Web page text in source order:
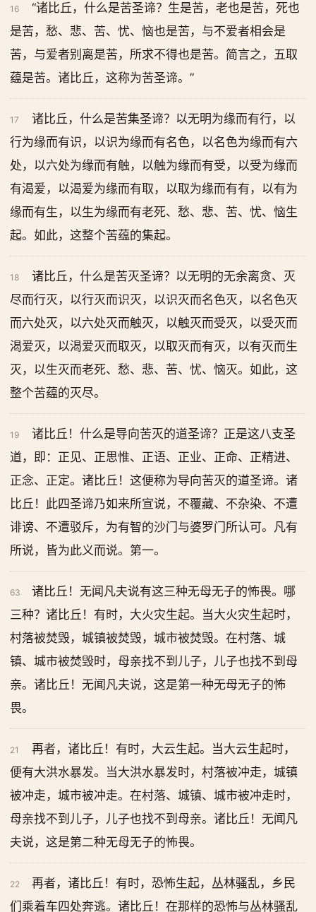
16
“诸比丘，什么是苦圣谛？生是苦，老也是苦，死也
是苦，愁、悲、苦、忧、恼也是苦，与不爱者相会是
苦，与爱者别离是苦，所求不得也是苦。简言之，五取
蕴是苦。诸比丘，这称为苦圣谛。”
17
诸比丘，什么是苦集圣谛？以无明为缘而有行，以
行为缘而有识，以识为缘而有名色，以名色为缘而有六
处，以六处为缘而有触，以触为缘而有受，以受为缘而
有渴爱，以渴爱为缘而有取，以取为缘而有有，以有为
缘而有生，以生为缘而有老死、愁、悲、苦、忧、恼生
起。如此，这整个苦蕴的集起。
18
诸比丘，什么是苦灭圣谛？以无明的无余离贪、灭
尽而行灭，以行灭而识灭，以识灭而名色灭，以名色灭
而六处灭，以六处灭而触灭，以触灭而受灭，以受灭而
渴爱灭，以渴爱灭而取灭，以取灭而有灭，以有灭而生
灭，以生灭而老死、愁、悲、苦、忧、恼灭。如此，这
整个苦蕴的灭尽。
19
诸比丘！什么是导向苦灭的道圣谛？正是这八支圣
道，即：正见、正思惟、正语、正业、正命、正精进、
正念、正定。诸比丘！这便称为导向苦灭的道圣谛。诸
比丘！此四圣谛乃如来所宣说，不覆藏、不杂染、不遭
诽谤、不遭驳斥，为有智的沙门与婆罗门所认可。凡有
所说，皆为此义而说。第一。
63
诸比丘！无闻凡夫说有这三种无母无子的怖畏。哪
三种？诸比丘！有时，大火灾生起。当大火灾生起时，
村落被焚毁，城镇被焚毁，城市被焚毁。在村落、城
镇、城市被焚毁时，母亲找不到儿子，儿子也找不到母
亲。诸比丘！无闻凡夫说，这是第一种无母无子的怖
畏。
21
再者，诸比丘！有时，大云生起。当大云生起时，
便有大洪水暴发。当大洪水暴发时，村落被冲走，城镇
被冲走，城市被冲走。在村落、城镇、城市被冲走时，
母亲找不到儿子，儿子也找不到母亲。诸比丘！无闻凡
夫说，这是第二种无母无子的怖畏。
22
再者，诸比丘！有时，恐怖生起，丛林骚乱，乡民
们乘着车四处奔逃。诸比丘！在那样的恐怖与丛林骚乱